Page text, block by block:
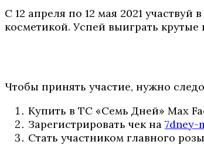
С 12 апреля по 12 мая 2021
косметикой. Успей выиграть крутые
Чтобы принять участие, нужно
Купить в ТС «Семь Дней» Max
Зарегистрировать чек на 7dney-
Стать участником главного